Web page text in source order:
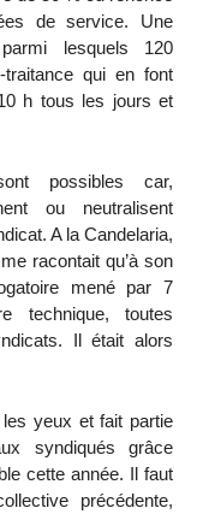
de service. Une
lesquels 120
qui en font
h tous les jours et
possibles car,
ou neutralisent
A la Candelaria,
racontait qu’à son
mené par 7
technique, toutes
Il était alors
les yeux et fait partie
syndiqués grâce
cette année. Il faut
précédente,